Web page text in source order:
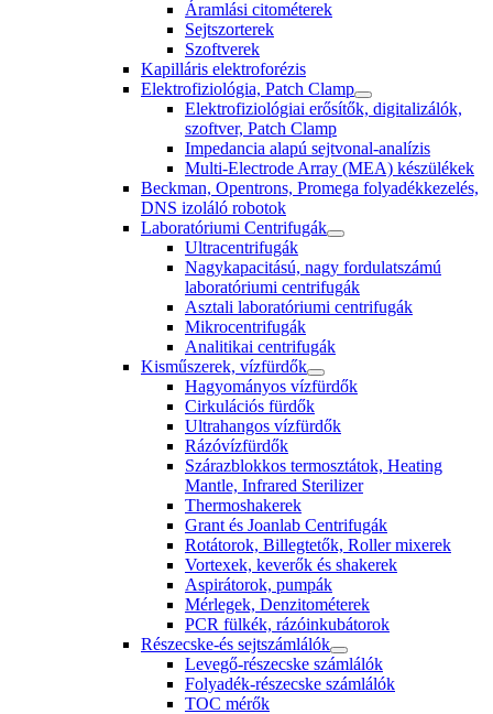
Áramlási citométerek
Sejtszorterek
Szoftverek
Kapilláris elektroforézis
Elektrofiziológia, Patch Clamp
Elektrofiziológiai erősítők, digitalizálók,
szoftver, Patch Clamp
Impedancia alapú sejtvonal-analízis
Multi-Electrode Array (MEA) készülékek
Beckman, Opentrons, Promega folyadékkezelés,
DNS izoláló robotok
Laboratóriumi Centrifugák
Ultracentrifugák
Nagykapacitású, nagy fordulatszámú
laboratóriumi centrifugák
Asztali laboratóriumi centrifugák
Mikrocentrifugák
Analitikai centrifugák
Kisműszerek, vízfürdők
Hagyományos vízfürdők
Cirkulációs fürdők
Ultrahangos vízfürdők
Rázóvízfürdők
Szárazblokkos termosztátok, Heating
Mantle, Infrared Sterilizer
Thermoshakerek
Grant és Joanlab Centrifugák
Rotátorok, Billegtetők, Roller mixerek
Vortexek, keverők és shakerek
Aspirátorok, pumpák
Mérlegek, Denzitométerek
PCR fülkék, rázóinkubátorok
Részecske-és sejtszámlálók
Levegő-részecske számlálók
Folyadék-részecske számlálók
TOC mérők